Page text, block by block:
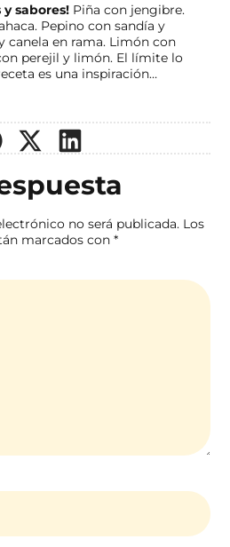
y sabores! Piña con jengibre.
Pepino con sandía y
canela en rama. Limón con
perejil y limón. El límite lo
es una inspiración…
no será publicada. Los
marcados con*